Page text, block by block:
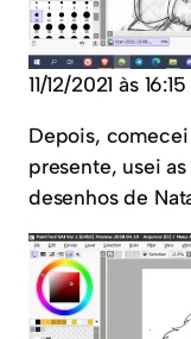
11/12/2021 às 16:15
Depois,
presente, usei
desenhos de